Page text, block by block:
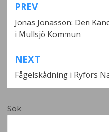
Inläggsnavigering
PREV
Jonas Jonasson: Den
i Mullsjö Kommun
NEXT
Fågelskådning i Ryfors
Sök